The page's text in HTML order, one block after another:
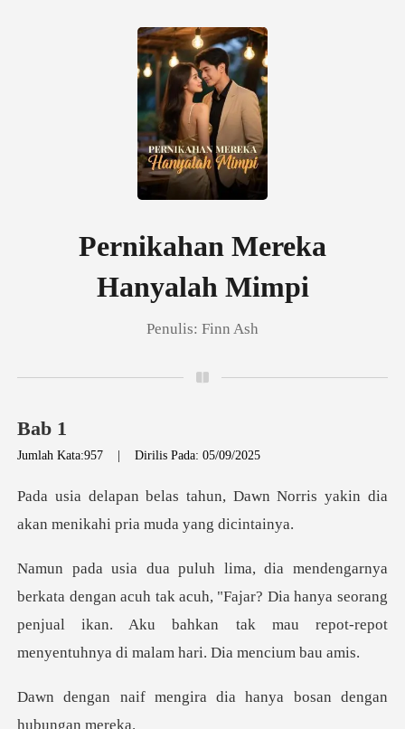
Pengisian Ulang
Riwayat Membaca
Keluar
Pernikahan Mereka
Hanyalah Mimpi
Penulis: Finn Ash
Bab 1
Jumlah Kata:957 |Dirilis Pada: 05/09/2025
Dawn Norris yakin dia
akan meni
uh tak acuh, "Fajar? Dia hanya seorang
penjual ikan. Aku bahkan ta
ira dia hanya bosan d